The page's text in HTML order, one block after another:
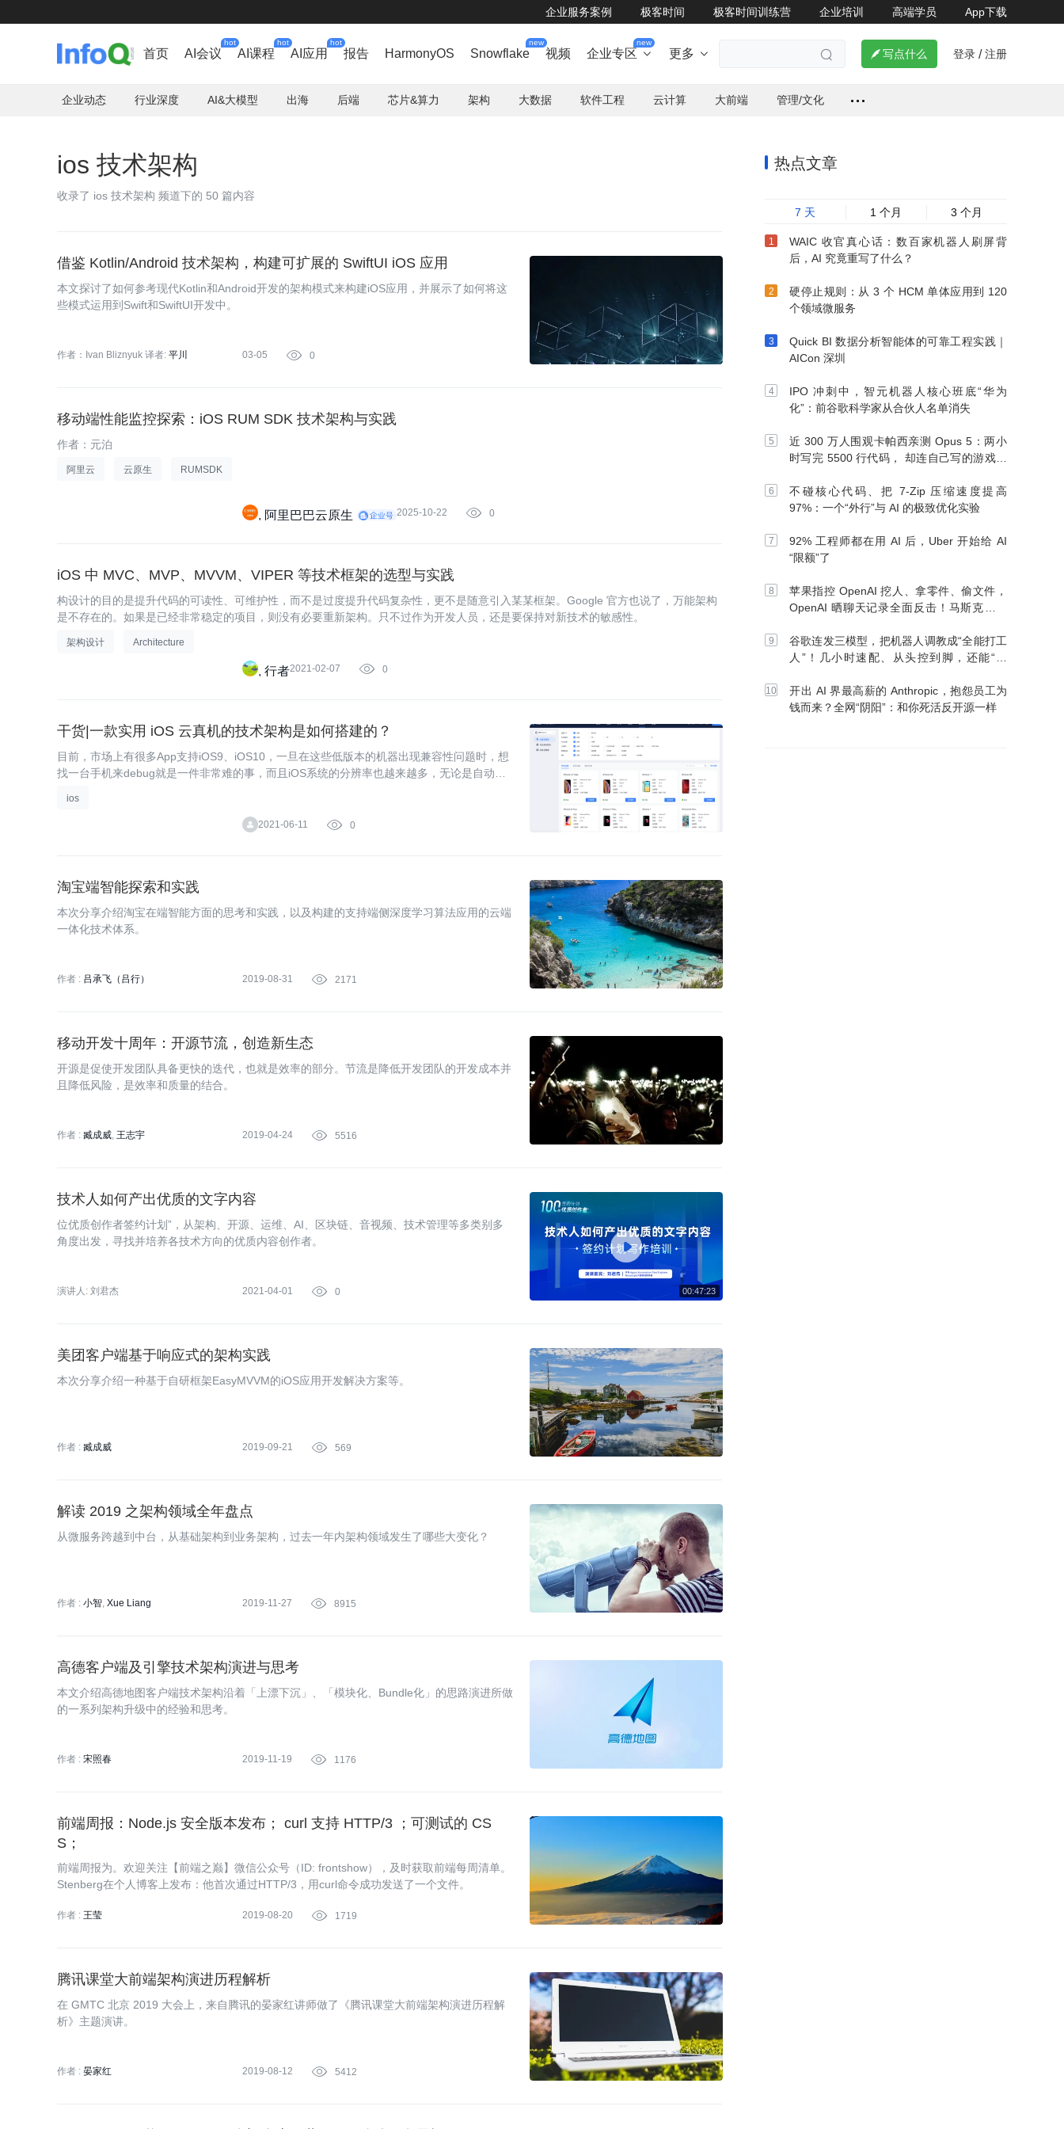
企业服务案例 极客时间 极客时间训练营 企业培训 高端学员 App下载
首页 AI会议
hot
AI课程
hot
AI应用
hot
报告 HarmonyOS Snowflake
new
视频 企业专区
new
 更多    写点什么 登录 / 注册
企业动态 行业深度 AI&大模型 出海 后端 芯片&算力 架构 大数据 软件工程 云计算 大前端 管理/文化
ios 技术架构
收录了 ios 技术架构 频道下的 50 篇内容
借鉴 Kotlin/Android 技术架构，构建可扩展的 SwiftUI iOS 应用
本文探讨了如何参考现代Kotlin和Android开发的架构模式来构建iOS应用，并展示了如何将这
些模式运用到Swift和SwiftUI开发中。
作者：Ivan Bliznyuk 译者: 平川 03-05  0
移动端性能监控探索：iOS RUM SDK 技术架构与实践
作者：元泊
阿里云 云原生 RUMSDK
阿里巴巴云原生 2025-10-22  0
iOS 中 MVC、MVP、MVVM、VIPER 等技术框架的选型与实践
构设计的目的是提升代码的可读性、可维护性，而不是过度提升代码复杂性，更不是随意引入某某框架。Google 官方也说了，万能架构
是不存在的。如果是已经非常稳定的项目，则没有必要重新架构。只不过作为开发人员，还是要保持对新技术的敏感性。
架构设计 Architecture
行者2021-02-07  0
干货|一款实用 iOS 云真机的技术架构是如何搭建的？
目前，市场上有很多App支持iOS9、iOS10，一旦在这些低版本的机器出现兼容性问题时，想
找一台手机来debug就是一件非常难的事，而且iOS系统的分辨率也越来越多，无论是自动化
ios
2021-06-11  0
淘宝端智能探索和实践
本次分享介绍淘宝在端智能方面的思考和实践，以及构建的支持端侧深度学习算法应用的云端
一体化技术体系。
作者 : 吕承飞（吕行） 2019-08-31  2171
移动开发十周年：开源节流，创造新生态
开源是促使开发团队具备更快的迭代，也就是效率的部分。节流是降低开发团队的开发成本并
且降低风险，是效率和质量的结合。
作者 : 臧成威 王志宇 2019-04-24  5516

技术人如何产出优质的文字内容
位优质创作者签约计划”，从架构、开源、运维、AI、区块链、音视频、技术管理等多类别多
角度出发，寻找并培养各技术方向的优质内容创作者。
演讲人: 刘君杰 2021-04-01  0
美团客户端基于响应式的架构实践
本次分享介绍一种基于自研框架EasyMVVM的iOS应用开发解决方案等。
作者 : 臧成威 2019-09-21  569
解读 2019 之架构领域全年盘点
从微服务跨越到中台，从基础架构到业务架构，过去一年内架构领域发生了哪些大变化？
作者 : 小智 Xue Liang 2019-11-27  8915
高德客户端及引擎技术架构演进与思考
本文介绍高德地图客户端技术架构沿着「上漂下沉」、「模块化、Bundle化」的思路演进所做
的一系列架构升级中的经验和思考。
作者 : 宋照春 2019-11-19  1176
前端周报：Node.js 安全版本发布； curl 支持 HTTP/3 ；可测试的 CS
S；
前端周报为。欢迎关注【前端之巅】微信公众号（ID: frontshow），及时获取前端每周清单。
Stenberg在个人博客上发布：他首次通过HTTP/3，用curl命令成功发送了一个文件。
作者 : 王莹 2019-08-20  1719
腾讯课堂大前端架构演进历程解析
在 GMTC 北京 2019 大会上，来自腾讯的晏家红讲师做了《腾讯课堂大前端架构演进历程解
析》主题演讲。
作者 : 晏家红 2019-08-12  5412
热点文章
7 天 1 个月 3 个月
WAIC 收官真心话：数百家机器人刷屏背
后，AI 究竟重写了什么？
硬停止规则：从 3 个 HCM 单体应用到 120
个领域微服务
Quick BI 数据分析智能体的可靠工程实践｜
AICon 深圳
IPO 冲刺中，智元机器人核心班底“华为
化”：前谷歌科学家从合伙人名单消失
近 300 万人围观卡帕西亲测 Opus 5：两小
时写完 5500 行代码， 却连自己写的游戏都
不碰核心代码、把 7-Zip 压缩速度提高
97%：一个“外行”与 AI 的极致优化实验
92% 工程师都在用 AI 后，Uber 开始给 AI
“限额”了
苹果指控 OpenAI 挖人、拿零件、偷文件，
OpenAI 晒聊天记录全面反击！马斯克：别
谷歌连发三模型，把机器人调教成“全能打工
人”！几小时速配、从头控到脚，还能“组
开出 AI 界最高薪的 Anthropic，抱怨员工为
钱而来？全网“阴阳”：和你死活反开源一样